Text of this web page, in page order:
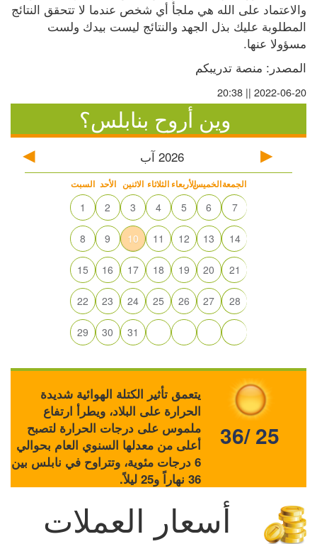
مسؤولا عنها.
المصدر: منصة تدريبكم
2022-06-20 || 20:38
وين أروح بنابلس؟
2026 آب
السبت الأحد الاثنين الثلاثاء الأربعاءالخميسالجمعة
1 2 3 4 5 6 7
8 9 10 11 12 13 14
15 16 17 18 19 20 21
22 23 24 25 26 27 28
29 30 31
يتعمق تأثير الكتلة الهوائية شديدة
الحرارة على البلاد، ويطرأ ارتفاع
ملموس على درجات الحرارة لتصبح
أعلى من معدلها السنوي العام بحوالي
6 درجات مئوية، وتتراوح في نابلس بين
36 نهاراً و25 ليلاً.
36/ 25
أسعار العملات